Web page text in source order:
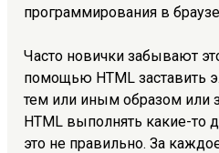
программирования в
Часто новички забывают
помощью HTML заставить
тем или иным образом или
HTML выполнять какие-то
это не правильно. За